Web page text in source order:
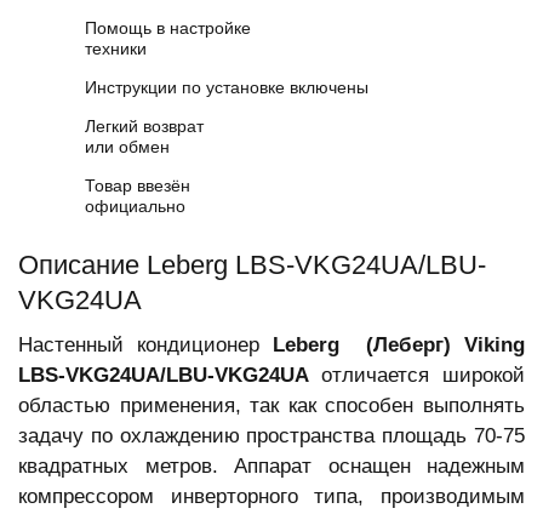
Помощь в настройке
техники
Инструкции по установке включены
Легкий возврат
или обмен
Товар ввезён
официально
Описание Leberg LBS-VKG24UA/LBU-
VKG24UA
Настенный кондиционер Leberg (Леберг) Viking
LBS-VKG24UA/LBU-VKG24UA отличается широкой
областью применения, так как способен выполнять
задачу по охлаждению пространства площадь 70-75
квадратных метров. Аппарат оснащен надежным
компрессором инверторного типа, производимым